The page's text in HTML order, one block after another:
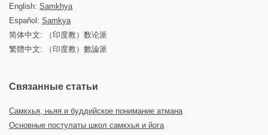
English: Samkhya
Español: Samkya
简体中文: （印度教）数论派
繁體中文: （印度教）數論派
Связанные статьи
Самкхья, ньяя и буддийское понимание атмана
Основные постулаты школ самкхья и йога